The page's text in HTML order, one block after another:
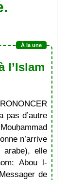
l’Islam
pas d’autre
n’arrive
arabe), elle
Abou l-
de